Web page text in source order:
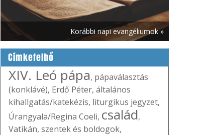
Korábbi napi evangéliumok »
Címkefelhő
XIV. Leó pápa, pápaválasztás
(konklávé), Erdő Péter, általános
kihallgatás/katekézis, liturgikus jegyzet,
Úrangyala/Regina Coeli, család,
Vatikán, szentek és boldogok,